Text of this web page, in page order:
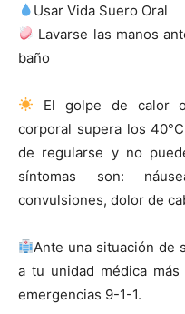
Usar Vida Suero Oral
Lavarse las manos
baño
El golpe de calor
corporal supera los
de regularse y no
síntomas son:
convulsiones, dolor de
Ante una situación de
a tu unidad médica
emergencias 9-1-1.